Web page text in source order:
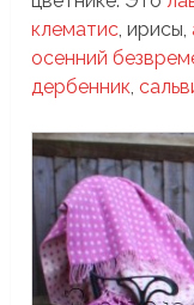
клематис, ирисы,
осенний
дербенник,